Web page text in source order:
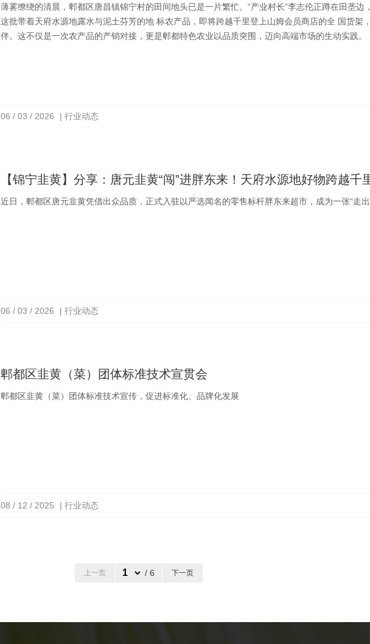
薄雾缭绕的清晨，郫都区唐昌镇锦宁村的田间地头已是一片繁忙。“产业村长”李志伦正蹲在田垄边
这批带着天府水源地露水与泥土芬芳的地 标农产品，即将跨越千里登上山姆会员商店的全 国货架
伴。这不仅是一次农产品的产销对接，更是郫都特色农业以品质突围，迈向高端市场的生动实践。
06 / 03 / 2026 | 行业动态
【锦宁韭黄】分享：唐元韭黄“闯”进胖东来！天府水源地好物跨越千
近日，郫都区唐元韭黄凭借出众品质，正式入驻以严选闻名的零售标杆胖东来超市，成为一张“走出
06 / 03 / 2026 | 行业动态
郫都区韭黄（菜）团体标准技术宣贯会
郫都区韭黄（菜）团体标准技术宣传，促进标准化、品牌化发展
08 / 12 / 2025 | 行业动态
上一页 / 6 下一页